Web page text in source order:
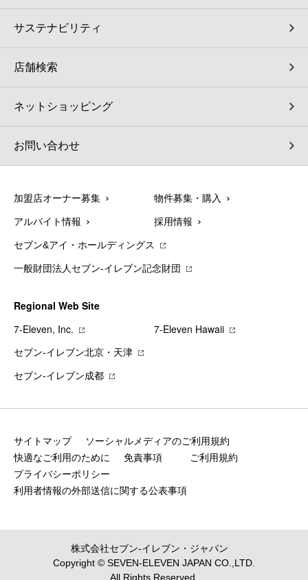
サステナビリティ
店舗検索
ネットショッピング
お問い合わせ
加盟店オーナー募集 物件募集・購入
アルバイト情報 採用情報
セブン&アイ・ホールディングス
一般財団法人セブン-イレブン記念財団
Regional Web Site
7‐Eleven, Inc.
7‐Eleven Hawaii
セブン‐イレブン北京・天津
セブン‐イレブン成都
サイトマップ
ソーシャルメディアのご利用規約
快適なご利用のために
免責事項
ご利用規約
プライバシーポリシー
利用者情報の外部送信に関する公表事項
株式会社セブン‐イレブン・ジャパン
Copyright © SEVEN-ELEVEN JAPAN CO.,LTD.
All Rights Reserved.